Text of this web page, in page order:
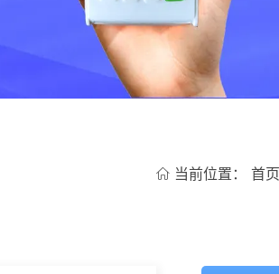
当前位置： 首页